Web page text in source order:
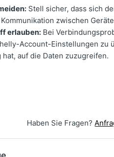
Stell sicher, dass sich
zwischen
erlauben: Bei
Account-Einstellungen zu
auf die Daten zuzugreifen.
Haben Sie Fragen?